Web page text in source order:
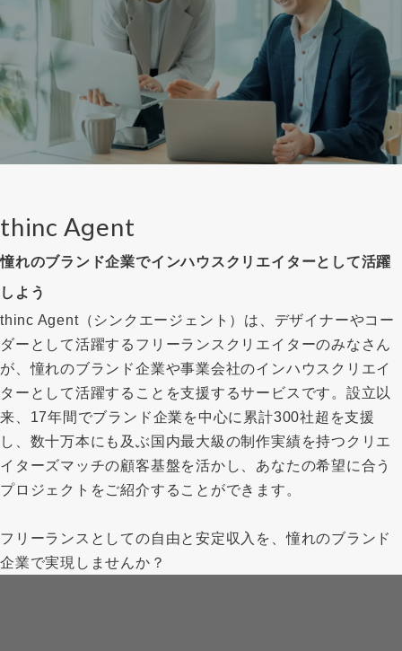
thinc Agent
憧れのブランド企業でインハウスクリエイターとして活躍
しよう
thinc Agent（シンクエージェント）は、デザイナーやコー
ダーとして活躍するフリーランスクリエイターのみなさん
が、憧れのブランド企業や事業会社のインハウスクリエイ
ターとして活躍することを支援するサービスです。設立以
来、17年間でブランド企業を中心に累計300社超を支援
し、数十万本にも及ぶ国内最大級の制作実績を持つクリエ
イターズマッチの顧客基盤を活かし、あなたの希望に合う
プロジェクトをご紹介することができます。
フリーランスとしての自由と安定収入を、憧れのブランド
企業で実現しませんか？